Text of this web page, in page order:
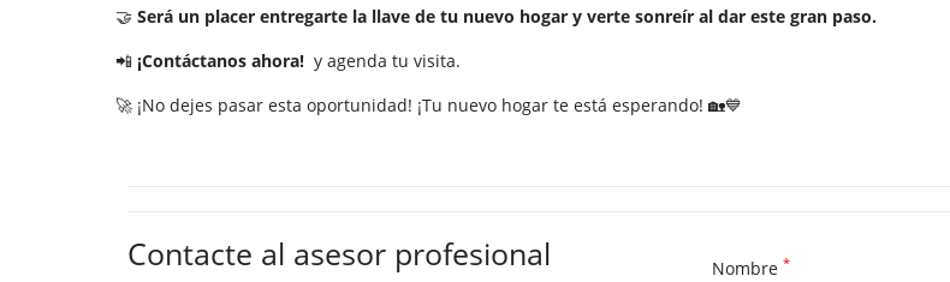
🤝 Será un placer entregarte la llave de tu nuevo hogar y verte sonreír al dar este gran paso.
📲 ¡Contáctanos ahora! y agenda tu visita.
🚀 ¡No dejes pasar esta oportunidad! ¡Tu nuevo hogar te está esperando! 🏡💙
Contacte al asesor profesional Nombre *